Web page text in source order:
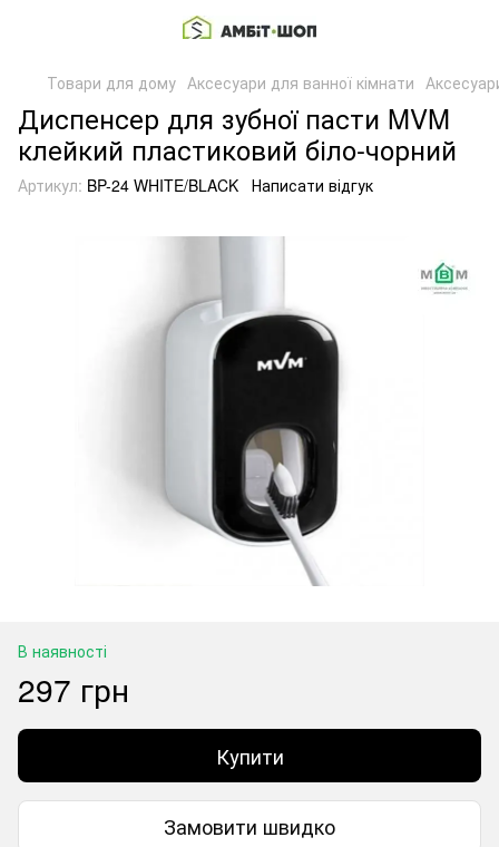
Товари для дому Аксесуари для ванної кімнати
Диспенсер для зубної пасти MVM
клейкий пластиковий біло-чорний
Артикул: BP-24 WHITE/BLACK Написати відгук
В наявності
297 грн
Купити
Замовити швидко